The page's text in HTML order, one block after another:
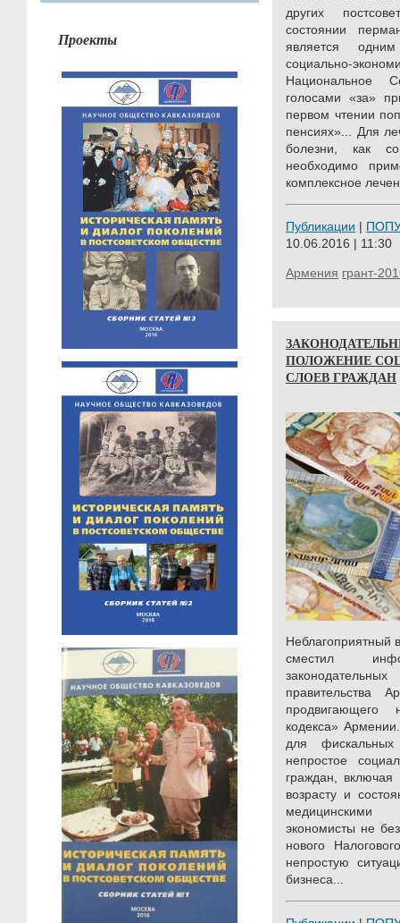
Проекты
других
состоянии
является
социально-
Национальное
голосами «за»
первом чтении
пенсиях»... Для
болезни, как
необходимо
комплексное
Публикации |
10.06.2016 | 11:30
Армения грант-
ПОЛОЖЕНИЕ
СЛОЕВ ГРАЖДАН
Неблагоприятный
сместил
правительства
продвигающего
кодекса»
для
непростое
граждан,
возрасту и
медицинскими
экономисты не
нового
непростую
бизнеса...